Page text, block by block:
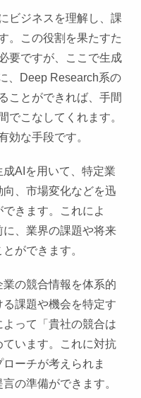
ビジネスを理解し、課
。この役割を果たすた
要ですが、ここで生成
、Deep Research系の
ことができれば、手間
でこなしてくれます。
効な手段です。
成AIを用いて、特定業
、市場変化などを迅
きます。これによ
、業界の課題や将来
ができます。
業の競合情報を体系的
課題や機会を特定す
って「貴社の競合は
います。これに対抗
ーチが考えられま
の準備ができます。